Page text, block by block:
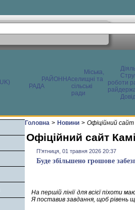
РАЙОННА
РАДА
Міська,
селищні та
сільські
ради
роботи
Головна > Новини > Офіційний сайт
Офіційний сайт
П'ятниця, 01 травня 2026 20:37
Буде збільшено грошове
На першій лінії для всієї піхоти
Я поставив завдання, щоб рівень